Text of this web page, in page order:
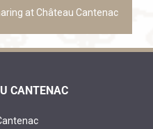
at Château Cantenac
CANTENAC